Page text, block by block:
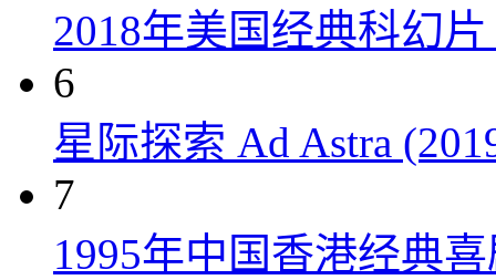
2018年美国经典科幻
6
星际探索 Ad Astra
7
1995年中国香港经典